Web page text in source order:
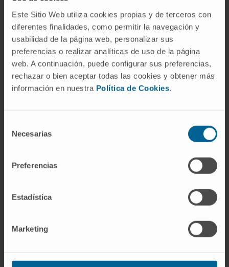
Este Sitio Web utiliza cookies propias y de terceros con
diferentes finalidades, como permitir la navegación y
usabilidad de la página web, personalizar sus
preferencias o realizar analíticas de uso de la página
web. A continuación, puede configurar sus preferencias,
rechazar o bien aceptar todas las cookies y obtener más
información en nuestra Política de Cookies.
Necesarias
Preferencias
Estadística
Marketing
patente su eficacia en pacientes que presentan
metástasis en melanoma o cáncer renal.
Actualmente, se está ensayando con resultados
muy prometedores frente a otros tipos de cáncer.
No obstante, el tratamiento debe ser interrumpido
en más de un tercio de los casos por efectos
adversos autoinmunes y de ahí que sea tan
el Dr. Melero.
tumorales, mediar la inflamación y activar los
inmunitario) son las utilidades del factor de
esta proteína no es nuevo en inmunoterapia, sí lo
es su aplicación profiláctica en esta terapia anti
PD-1 y anti CTLA-4.